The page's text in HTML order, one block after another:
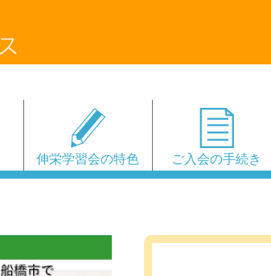
伸栄学習会の特色 ご入会の手続き